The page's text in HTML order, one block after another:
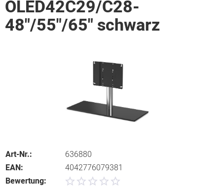
OLED42C29/C28-
48"/55"/65" schwarz
Art-Nr.:
636880
EAN:
4042776079381
Bewertung: